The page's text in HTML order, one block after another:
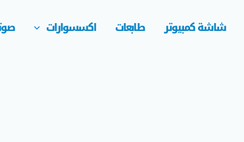
شاشة كمبيوتر طابعات اكسسوارات